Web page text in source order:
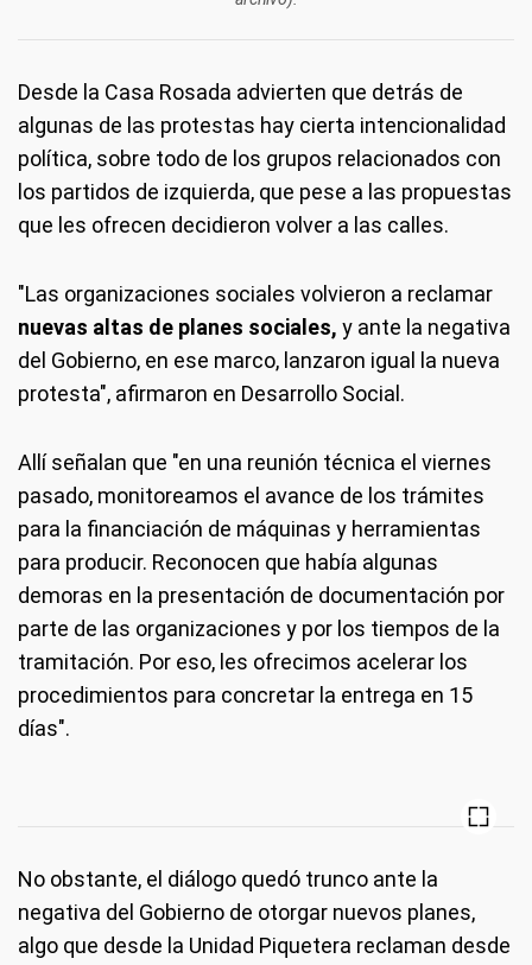
Desde la Casa Rosada advierten que detrás de
algunas de las protestas hay cierta intencionalidad
política, sobre todo de los grupos relacionados con
los partidos de izquierda, que pese a las propuestas
que les ofrecen decidieron volver a las calles.
"Las organizaciones sociales volvieron a reclamar
nuevas altas de planes sociales, y ante la negativa
del Gobierno, en ese marco, lanzaron igual la nueva
protesta", afirmaron en Desarrollo Social.
Allí señalan que "en una reunión técnica el viernes
pasado, monitoreamos el avance de los trámites
para la financiación de máquinas y herramientas
para producir. Reconocen que había algunas
demoras en la presentación de documentación por
parte de las organizaciones y por los tiempos de la
tramitación. Por eso, les ofrecimos acelerar los
procedimientos para concretar la entrega en 15
días".
No obstante, el diálogo quedó trunco ante la
negativa del Gobierno de otorgar nuevos planes,
algo que desde la Unidad Piquetera reclaman desde